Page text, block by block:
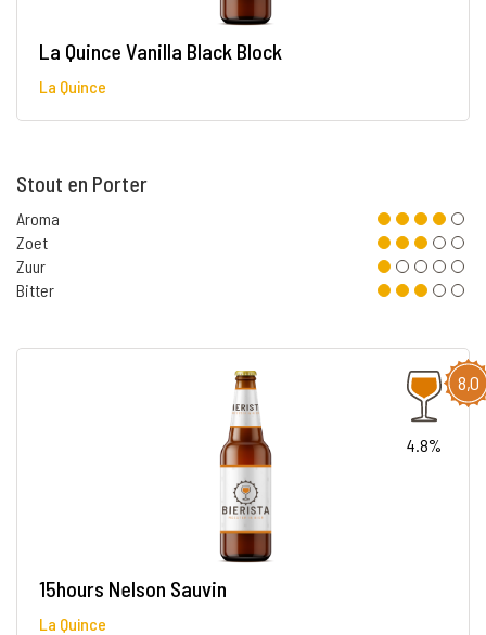
La Quince Vanilla Black Block
La Quince
Stout en Porter
Aroma
Zoet
Zuur
Bitter
8,0
4.8%
15hours Nelson Sauvin
La Quince